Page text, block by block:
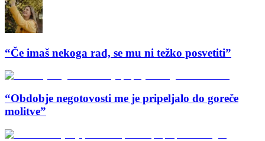
“Če imaš nekoga rad, se mu ni težko posvetiti”
“Obdobje negotovosti me je pripeljalo do goreče
molitve”